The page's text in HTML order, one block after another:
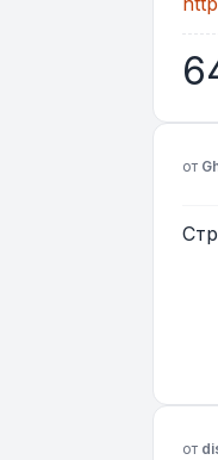
от
от